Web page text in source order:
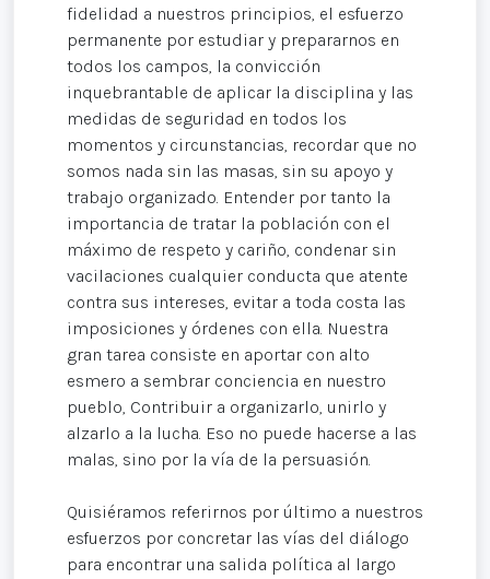
fidelidad a nuestros principios, el esfuerzo
permanente por estudiar y prepararnos en
todos los campos, la convicción
inquebrantable de aplicar la disciplina y las
medidas de seguridad en todos los
momentos y circunstancias, recordar que no
somos nada sin las masas, sin su apoyo y
trabajo organizado. Entender por tanto la
importancia de tratar la población con el
máximo de respeto y cariño, condenar sin
vacilaciones cualquier conducta que atente
contra sus intereses, evitar a toda costa las
imposiciones y órdenes con ella. Nuestra
gran tarea consiste en aportar con alto
esmero a sembrar conciencia en nuestro
pueblo, Contribuir a organizarlo, unirlo y
alzarlo a la lucha. Eso no puede hacerse a las
malas, sino por la vía de la persuasión.
Quisiéramos referirnos por último a nuestros
esfuerzos por concretar las vías del diálogo
para encontrar una salida política al largo